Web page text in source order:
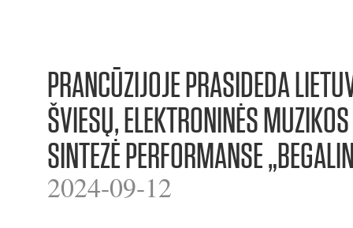
PRANCŪZIJOJE PRASIDEDA
ŠVIESŲ, ELEKTRONINĖS
SINTEZĖ PERFORMANSE
2024-09-12